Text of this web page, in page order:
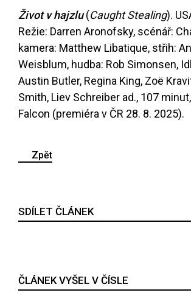
Život v hajzlu(Caught Stealing).
Režie: Darren Aronofsky, scénář:
kamera: Matthew Libatique, střih:
Weisblum, hudba: Rob Simonsen,
Austin Butler, Regina King, Zoë
Smith, Liev Schreiber ad., 107
Falcon (premiéra v ČR 28. 8. 2025).
Zpět
SDÍLET ČLÁNEK
ČLÁNEK VYŠEL V ČÍSLE